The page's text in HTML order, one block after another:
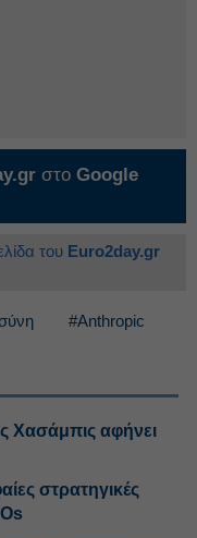
στο Google
του Euro2day.gr
#Anthropic
Χασάμπις αφήνει
στρατηγικές